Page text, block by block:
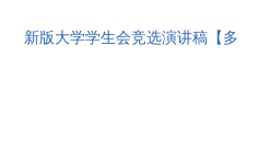
新版大学学生会竞选演讲稿【多